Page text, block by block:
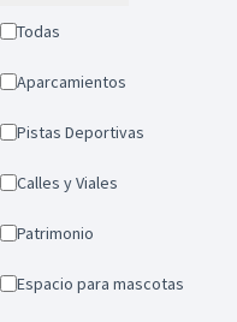
Todas
Aparcamientos
Pistas Deportivas
Calles y Viales
Patrimonio
Espacio para mascotas